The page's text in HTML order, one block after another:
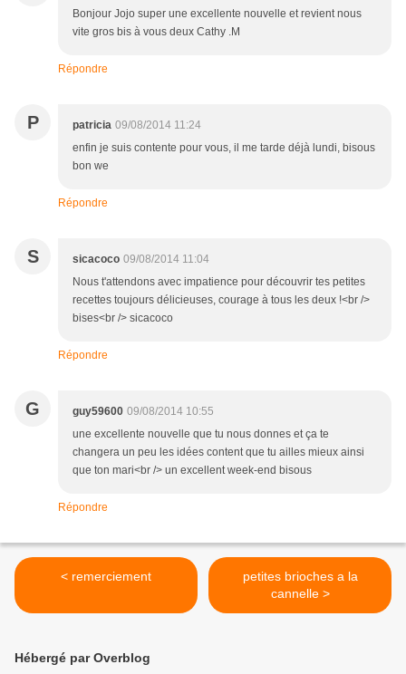
Bonjour Jojo super une excellente nouvelle et revient nous
vite gros bis à vous deux Cathy .M
Répondre
P patricia 09/08/2014 11:24
enfin je suis contente pour vous, il me tarde déjà lundi, bisous
bon we
Répondre
S sicacoco 09/08/2014 11:04
Nous t'attendons avec impatience pour découvrir tes petites
recettes toujours délicieuses, courage à tous les deux !<br />
bises<br /> sicacoco
Répondre
G guy59600 09/08/2014 10:55
une excellente nouvelle que tu nous donnes et ça te
changera un peu les idées content que tu ailles mieux ainsi
que ton mari<br /> un excellent week-end bisous
Répondre
< remerciement
petites brioches a la
cannelle >
Hébergé par Overblog